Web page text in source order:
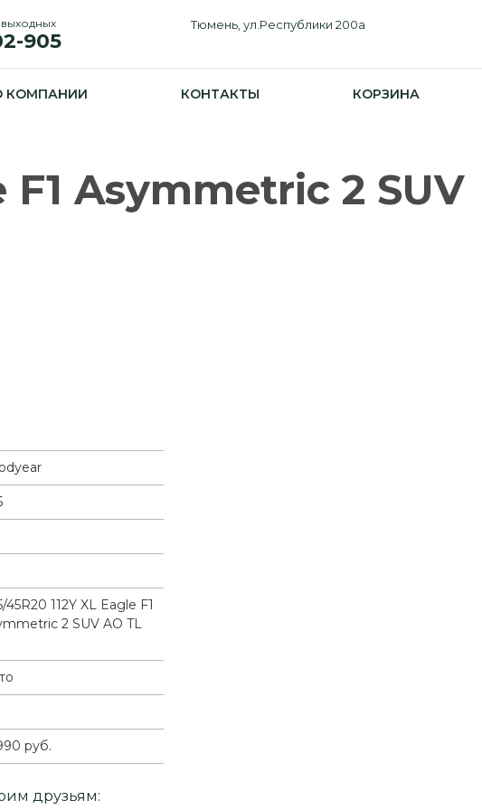
905
Тюмень, ул.Республики 200а
КОМПАНИИ КОНТАКТЫ КОРЗИНА
F1 Asymmetric 2 SUV
45R20 112Y XL Eagle F1
2 SUV AO TL
руб.
друзьям: